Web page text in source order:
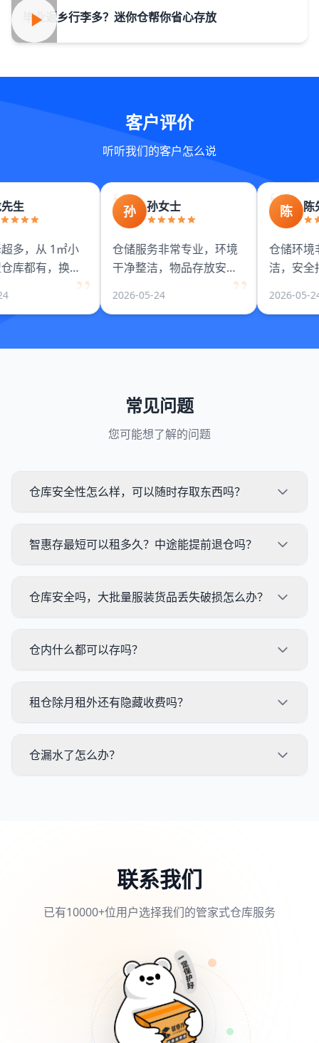
毕业返乡行李多？迷你仓帮你省心存放
客户评价
听听我们的客户怎么说
生
多，从 1㎡小
库都有，换季
孙 孙女士
仓储服务非常专业，环境
干净整洁，物品存放安全
2026-05-24
陈 陈
仓储环境
洁，安全
2026-05-24
常见问题
您可能想了解的问题
仓库安全性怎么样，可以随时存取东西吗？
智惠存最短可以租多久？中途能提前退仓吗？
仓库安全吗，大批量服装货品丢失破损怎么办？
仓内什么都可以存吗？
租仓除月租外还有隐藏收费吗？
仓漏水了怎么办？
联系我们
已有10000+位用户选择我们的管家式仓库服务